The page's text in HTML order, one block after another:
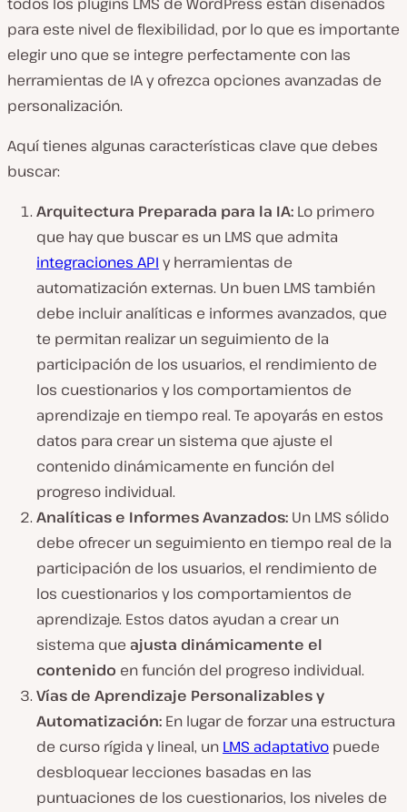
para este nivel de flexibilidad, por lo que es importante
elegir uno que se integre perfectamente con las
herramientas de IA y ofrezca opciones avanzadas de
personalización.
Aquí tienes algunas características clave que debes
buscar:
Arquitectura Preparada para la IA: Lo primero
que hay que buscar es un LMS que admita
integraciones API y herramientas de
automatización externas. Un buen LMS también
debe incluir analíticas e informes avanzados, que
te permitan realizar un seguimiento de la
participación de los usuarios, el rendimiento de
los cuestionarios y los comportamientos de
aprendizaje en tiempo real. Te apoyarás en estos
datos para crear un sistema que ajuste el
contenido dinámicamente en función del
progreso individual.
Analíticas e Informes Avanzados: Un LMS sólido
debe ofrecer un seguimiento en tiempo real de la
participación de los usuarios, el rendimiento de
los cuestionarios y los comportamientos de
aprendizaje. Estos datos ayudan a crear un
sistema que ajusta dinámicamente el
contenido en función del progreso individual.
Vías de Aprendizaje Personalizables y
Automatización: En lugar de forzar una estructura
de curso rígida y lineal, un LMS adaptativo puede
desbloquear lecciones basadas en las
puntuaciones de los cuestionarios, los niveles de